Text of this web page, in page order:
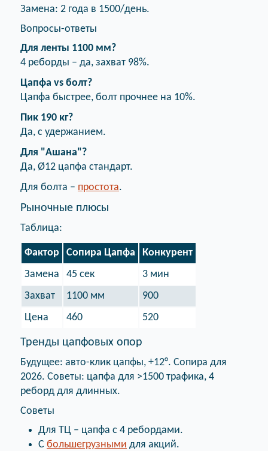
Замена: 2 года в 1500/день.
Вопросы-ответы
Для ленты 1100 мм?
4 реборды – да, захват 98%.
Цапфа vs болт?
Цапфа быстрее, болт прочнее на 10%.
Пик 190 кг?
Да, с удержанием.
Для "Ашана"?
Да, Ø12 цапфа стандарт.
Для болта – простота.
Рыночные плюсы
Таблица:
Фактор Сопира Цапфа
Конкурент
Замена
45 сек
3 мин
Захват
1100 мм
900
Цена
460 520
Тренды цапфовых опор
Будущее: авто-клик цапфы, +12°. Сопира для
2026. Советы: цапфа для >1500 трафика, 4
реборд для длинных.
Советы
Для ТЦ – цапфа с 4 ребордами.
С большегрузными для акций.